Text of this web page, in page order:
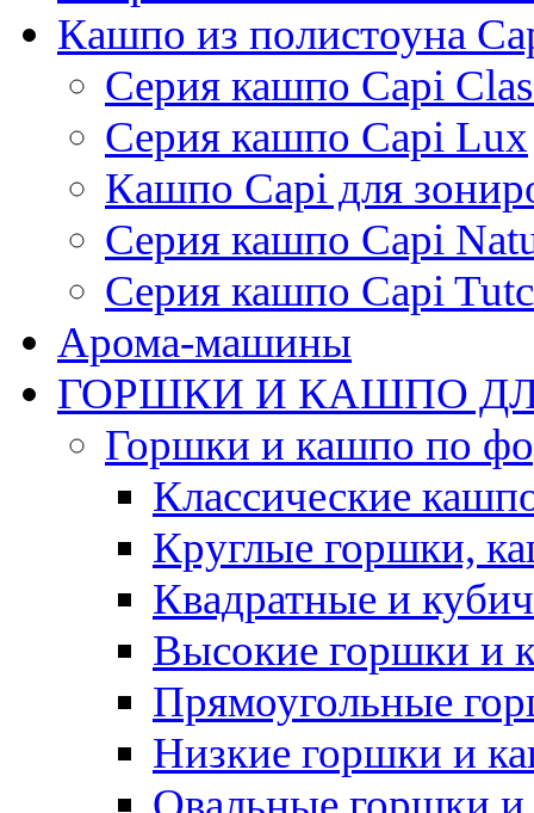
Кашпо из полистоуна
Серия кашпо Capi
Серия кашпо Capi Lux
Кашпо Capi для
Серия кашпо Capi
Серия кашпо Capi
Арома-машины
ГОРШКИ И КАШПО
Горшки и кашпо по
Классические
Круглые горшки,
Квадратные и
Высокие горшки и
Прямоугольные
Низкие горшки и